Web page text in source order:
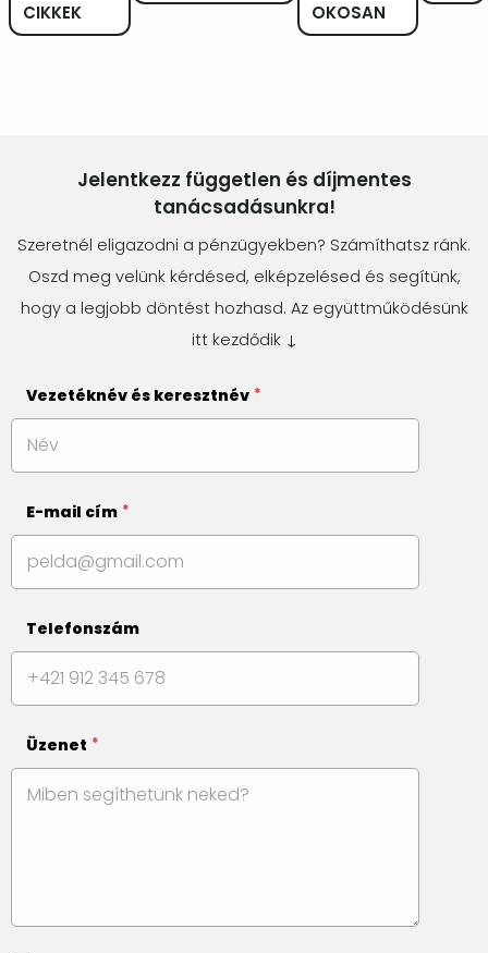
CIKKEK
OKOSAN
Jelentkezz független és díjmentes
tanácsadásunkra!
Szeretnél eligazodni a pénzügyekben? Számíthatsz ránk.
Oszd meg velünk kérdésed, elképzelésed és segítünk,
hogy a legjobb döntést hozhasd. Az együttműködésünk
itt kezdődik ↓
Vezetéknév és keresztnév
E-mail cím
Telefonszám
Üzenet